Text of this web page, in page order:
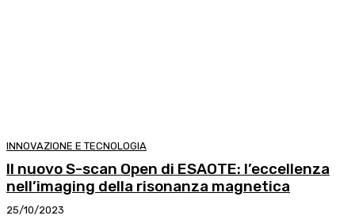
INNOVAZIONE E TECNOLOGIA
Il nuovo S-scan Open di ESAOTE: l’eccellenza
nell’imaging della risonanza magnetica
25/10/2023